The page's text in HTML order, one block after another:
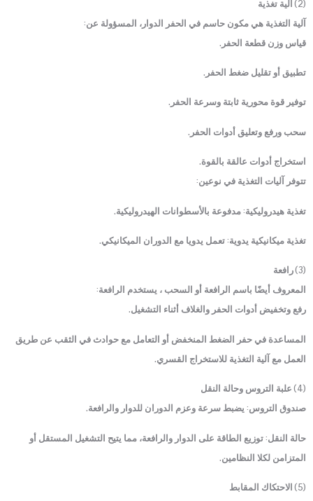
(2) آلية تغذية
آلية التغذية هي مكون حاسم في الحفر الدوار، المسؤولة عن:
قياس وزن قطعة الحفر.
تطبيق أو تقليل ضغط الحفر.
توفير قوة محورية ثابتة وسرعة الحفر.
سحب ورفع وتعليق أدوات الحفر.
استخراج أدوات عالقة بالقوة.
تتوفر آليات التغذية في نوعين:
تغذية هيدروليكية: مدفوعة بالأسطوانات الهيدروليكية.
تغذية ميكانيكية يدوية: تعمل يدويا مع الدوران الميكانيكي.
(3) رافعة
المعروف أيضًا باسم الرافعة أو السحب ، يستخدم الرافعة:
رفع وتخفيض أدوات الحفر والغلاف أثناء التشغيل.
المساعدة في حفر الضغط المنخفض أو التعامل مع حوادث في الثقب عن طريق
العمل مع آلية التغذية للاستخراج القسري.
(4) علبة التروس وحالة النقل
صندوق التروس: يضبط سرعة وعزم الدوران للدوار والرافعة.
حالة النقل: توزيع الطاقة على الدوار والرافعة، مما يتيح التشغيل المستقل أو
المتزامن لكلا النظامين.
(5) الاحتكاك المقابط